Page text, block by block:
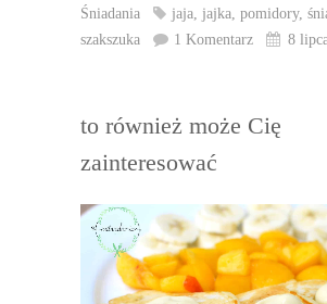
Śniadania
jaja jajka pomidory,
szakszuka
1 Komentarz 8
to również może Cię
zainteresować